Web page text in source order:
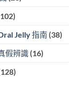
Jelly 指南 (38)
假辨識(16)